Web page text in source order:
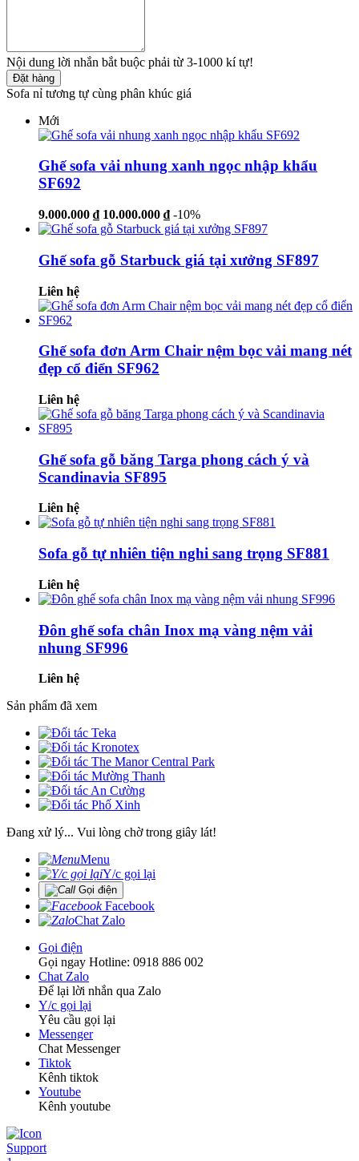
Nội dung lời nhắn bắt buộc phải từ 3-1000 kí tự!
Đặt hàng
Sofa nỉ tương tự cùng phân khúc giá
Mới
Ghế sofa vải nhung xanh ngọc nhập khẩu
SF692
9.000.000 ₫ 10.000.000 ₫ -10%
Ghế sofa gỗ Starbuck giá tại xưởng SF897
Liên hệ
Ghế sofa đơn Arm Chair nệm bọc vải mang nét
đẹp cổ điển SF962
Liên hệ
Ghế sofa gỗ băng Targa phong cách ý và
Scandinavia SF895
Liên hệ
Sofa gỗ tự nhiên tiện nghi sang trọng SF881
Liên hệ
Đôn ghế sofa chân Inox mạ vàng nệm vải
nhung SF996
Liên hệ
Sản phẩm đã xem
Đang xử lý... Vui lòng chờ trong giây lát!
Menu
Y/c gọi lại
Gọi điện
Facebook
Chat Zalo
Gọi điện
Gọi ngay Hotline: 0918 886 002
Chat Zalo
Để lại lời nhắn qua Zalo
Y/c gọi lại
Yêu cầu gọi lại
Messenger
Chat Messenger
Tiktok
Kênh tiktok
Youtube
Kênh youtube